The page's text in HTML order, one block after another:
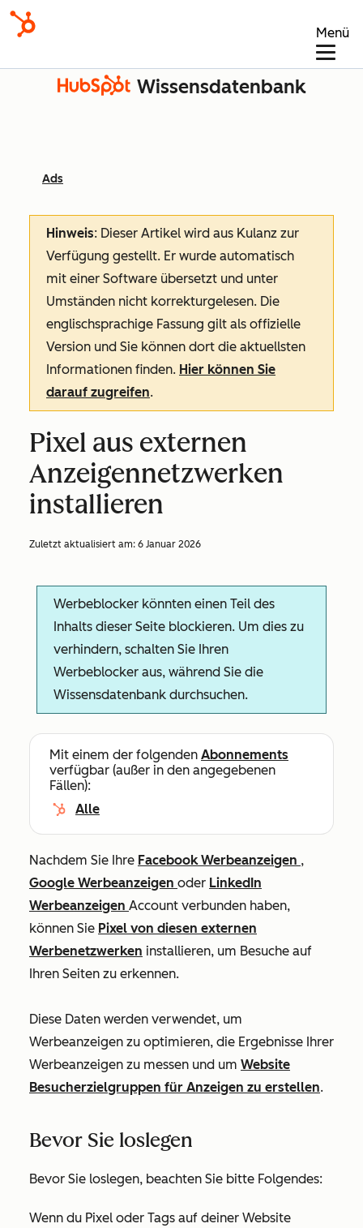
Menü
Wissensdatenbank
Ads
Hinweis: Dieser Artikel wird aus Kulanz zur
Verfügung gestellt. Er wurde automatisch
mit einer Software übersetzt und unter
Umständen nicht korrekturgelesen. Die
englischsprachige Fassung gilt als offizielle
Version und Sie können dort die aktuellsten
Informationen finden. Hier können Sie
darauf zugreifen.
Pixel aus externen
Anzeigennetzwerken
installieren
Zuletzt aktualisiert am: 6 Januar 2026
Werbeblocker könnten einen Teil des
Inhalts dieser Seite blockieren. Um dies zu
verhindern, schalten Sie Ihren
Werbeblocker aus, während Sie die
Wissensdatenbank durchsuchen.
Mit einem der folgenden Abonnements
verfügbar (außer in den angegebenen
Fällen):
Alle
Nachdem Sie Ihre Facebook Werbeanzeigen ,
Google Werbeanzeigen oder LinkedIn
Werbeanzeigen Account verbunden haben,
können Sie Pixel von diesen externen
Werbenetzwerken installieren, um Besuche auf
Ihren Seiten zu erkennen.
Diese Daten werden verwendet, um
Werbeanzeigen zu optimieren, die Ergebnisse Ihrer
Werbeanzeigen zu messen und um Website
Besucherzielgruppen für Anzeigen zu erstellen.
Bevor Sie loslegen
Bevor Sie loslegen, beachten Sie bitte Folgendes:
Wenn du Pixel oder Tags auf deiner Website